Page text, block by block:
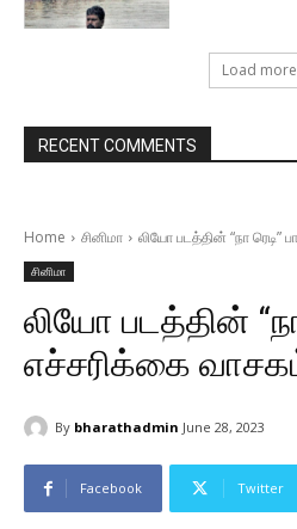
Load more
RECENT COMMENTS